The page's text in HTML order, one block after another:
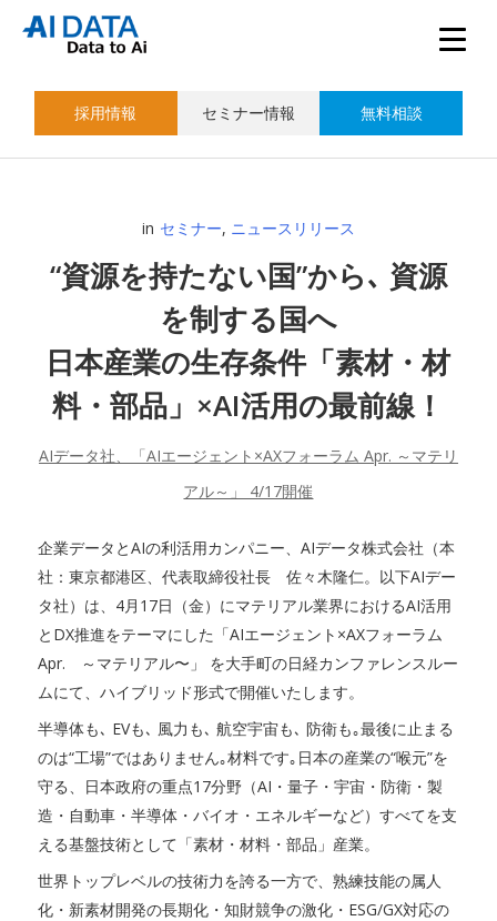
採用情報 セミナー情報 無料相談
in セミナー, ニュースリリース
“資源を持たない国”から､ 資源
を制する国へ
日本産業の生存条件「素材・材
料・部品」×AI活用の最前線！
AIデータ社、「AIエージェント×AXフォーラム Apr. ～マテリ
アル～」 4/17開催
企業データとAIの利活用カンパニー、AIデータ株式会社（本
社：東京都港区、代表取締役社長 佐々木隆仁。以下AIデー
タ社）は、4月17日（金）にマテリアル業界におけるAI活用
とDX推進をテーマにした「AIエージェント×AXフォーラム
Apr. ～マテリアル〜」 を大手町の日経カンファレンスルー
ムにて、ハイブリッド形式で開催いたします。
半導体も､ EVも､ 風力も､ 航空宇宙も､ 防衛も｡最後に止まる
のは“工場”ではありません｡材料です｡日本の産業の“喉元”を
守る、日本政府の重点17分野（AI・量子・宇宙・防衛・製
造・自動車・半導体・バイオ・エネルギーなど）すべてを支
える基盤技術として「素材・材料・部品」産業。
世界トップレベルの技術力を誇る一方で、熟練技能の属人
化・新素材開発の長期化・知財競争の激化・ESG/GX対応の